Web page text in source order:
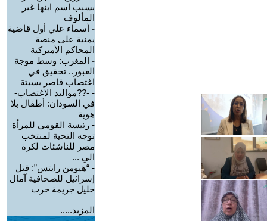
بسبب اسم ابنها غير
المألوف
- أسماء علي أول قاضية
يمنية على منصة
المحاكم الأميركية
- المغرب: وسط موجة
العبور.. تحقيق في
اغتصاب قاصر بسبتة
- -??مواليد الاغتصاب-
في السودان: أطفال بلا
هوية
- رئيسة القومي للمرأة
توجه التحية لمنتخب
مصر للناشئات لكرة
الي ...
- “هيومن رايتس”: قتل
إسرائيل للصحافية آمال
خليل جريمة حرب
المزيد.....